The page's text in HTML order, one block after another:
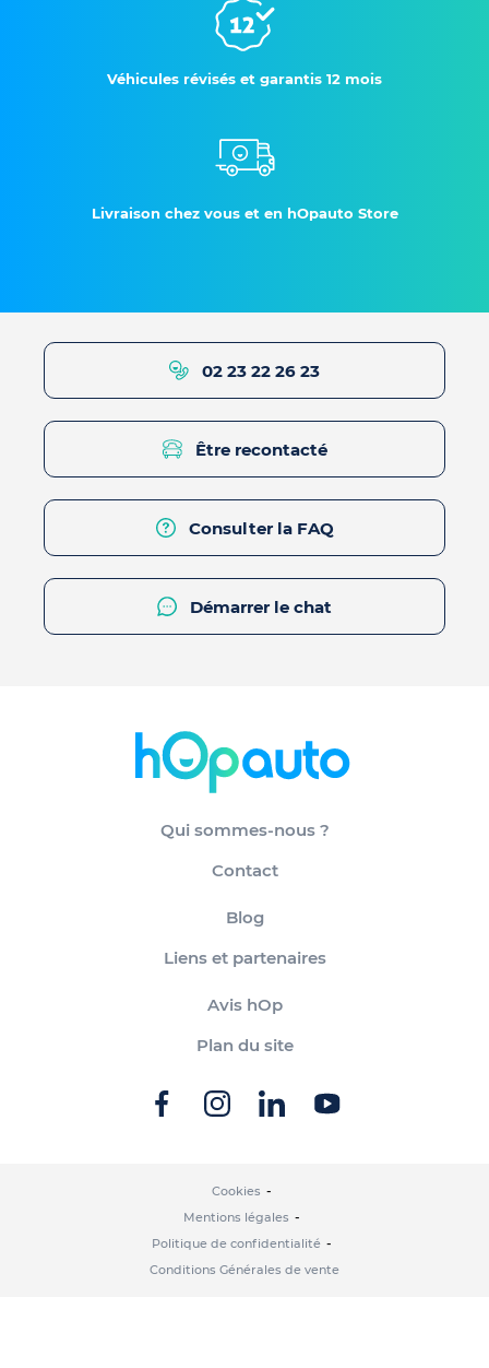
Véhicules révisés et garantis 12 mois
Livraison chez vous et en hOpauto Store
02 23 22 26 23
Être recontacté
Consulter la FAQ
Démarrer le chat
Qui sommes-nous ?
Contact
Blog
Liens et partenaires
Avis hOp
Plan du site
Cookies
Mentions légales
Politique de confidentialité
Conditions Générales de vente